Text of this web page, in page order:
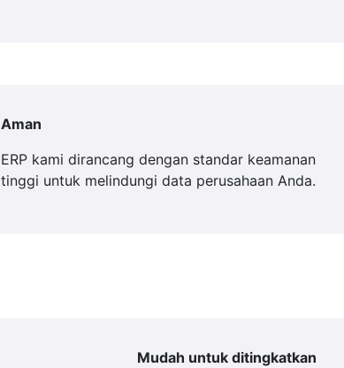
Aman
ERP kami dirancang dengan standar keamanan
tinggi untuk melindungi data perusahaan Anda.
Mudah untuk ditingkatkan